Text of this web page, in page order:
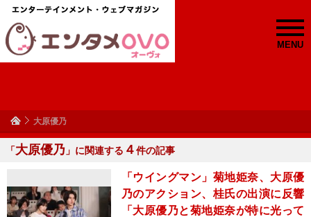
MENU
大原優乃
「大原優乃 」に関連する ４件の記事
「ウイングマン」菊地姫奈、大原優
乃のアクション、桂氏の出演に反響
「大原優乃と菊地姫奈が特に光って